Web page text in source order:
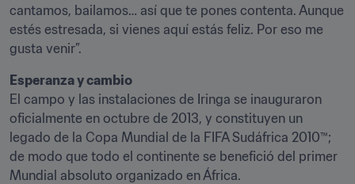
cantamos, bailamos… así que te pones contenta. Aunque
estés estresada, si vienes aquí estás feliz. Por eso me
gusta venir”.
Esperanza y cambio
El campo y las instalaciones de Iringa se inauguraron
oficialmente en octubre de 2013, y constituyen un
legado de la Copa Mundial de la FIFA Sudáfrica 2010™;
de modo que todo el continente se benefició del primer
Mundial absoluto organizado en África.